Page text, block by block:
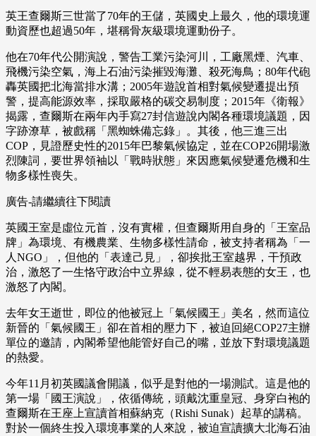
英王查爾斯三世當了70年的王儲，英國史上最久，他的環境運
動資歷也超過50年，堪稱骨灰級環境運動份子。
他在70年代公開演說，警告工業污染河川，工廠黑煙、汽車、
飛機污染空氣，海上石油污染摧毀海灘、殺死海鳥；80年代砲
轟英國把北海當排水溝；2005年遊說首相對氣候變遷提出預
警，提高能源效率，採取嚴格的碳交易制度；2015年《衛報》
揭露，查爾斯在兩年內手寫27封信遊說內閣各種環境議題，因
字跡潦草，被戲稱「黑蜘蛛備忘錄」。其後，他三進三出
COP，見證歷史性的2015年巴黎氣候協定，並在COP26開場激
烈陳詞，要世界領袖以「戰時狀態」來因應氣候變遷危機和生
物多樣性喪失。
廣告-請繼續往下閱讀
英國王室是虛位元首，沒有實權，但查爾斯用自身的「王室品
牌」為環境、有機農業、生物多樣性請命，被支持者稱為「一
人NGO」，但他的「表達己見」，卻挨批王室越界，干預政
治，激怒了一生恪守政治中立界線，從不輕易表態的女王，也
激怒了內閣。
去年女王逝世，即位的他被冠上「氣候國王」美名，然而這位
新晉的「氣候國王」卻在首相的壓力下，被迫回絕COP27主辦
單位的邀請，內閣希望他能管好自己的嘴，並放下對環境議題
的熱愛。
今年11月初英國議會開議，似乎是對他的一場測試。這是他的
第一場「國王演說」，依循傳統，頭戴沈重皇冠、身穿白袍的
查爾斯在王座上宣讀首相蘇納克（Rishi Sunak）起草的講稿。
對於一個終生投入環境事業的人來說，被迫宣讀擴大北海石油